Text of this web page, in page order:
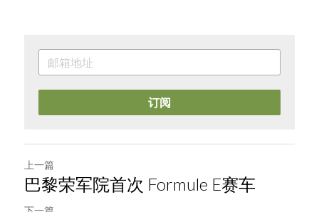
订阅
上一篇
巴黎荣军院首次 Formule E赛车